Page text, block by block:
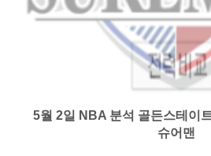
5월 2일 NBA 분석 골든스테이
슈어맨